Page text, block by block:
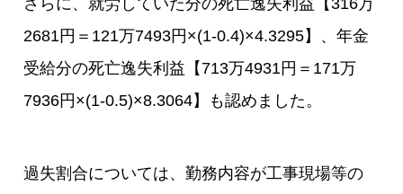
2681円＝121万7493円×(1-0.4)×4.3295】、年金
受給分の死亡逸失利益【713万4931円＝171万
7936円×(1-0.5)×8.3064】も認めました。
過失割合については、勤務内容が工事現場等の